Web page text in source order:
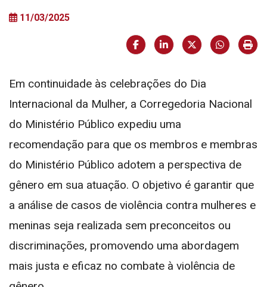
11/03/2025
FacebookLinkedInX (formerly
Em continuidade às celebrações do Dia
Internacional da Mulher, a Corregedoria Nacional
do Ministério Público expediu uma
recomendação para que os membros e membras
do Ministério Público adotem a perspectiva de
gênero em sua atuação. O objetivo é garantir que
a análise de casos de violência contra mulheres e
meninas seja realizada sem preconceitos ou
discriminações, promovendo uma abordagem
mais justa e eficaz no combate à violência de